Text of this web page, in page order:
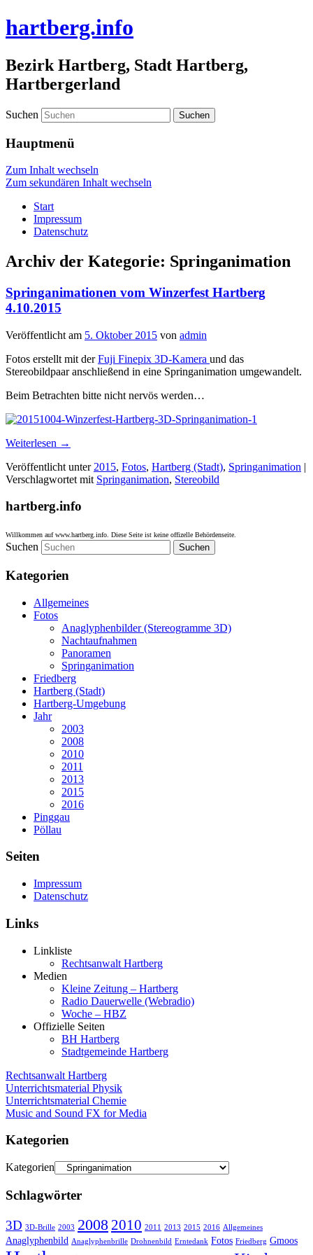
hartberg.info
Bezirk Hartberg, Stadt Hartberg,
Hartbergerland
Suchen
Hauptmenü
Zum Inhalt wechseln
Zum sekundären Inhalt wechseln
Start
Impressum
Datenschutz
Archiv der Kategorie: Springanimation
Springanimationen vom Winzerfest Hartberg
4.10.2015
Veröffentlicht am 5. Oktober 2015 von admin
Fotos erstellt mit derFuji Finepix 3D-Kamera und das
Stereobildpaar anschließend in eine Springanimation umgewandelt.
Beim Betrachten bitte nicht nervös werden…
Weiterlesen →
Veröffentlicht unter 2015, Fotos, Hartberg (Stadt), Springanimation |
Verschlagwortet mit Springanimation, Stereobild
hartberg.info
Willkommen auf www.hartberg.info. Diese Seite ist keine offizelle Behördenseite.
Suchen
Kategorien
Allgemeines
Fotos
Anaglyphenbilder (Stereogramme 3D)
Nachtaufnahmen
Panoramen
Springanimation
Friedberg
Hartberg (Stadt)
Hartberg-Umgebung
Jahr
2003
2008
2010
2011
2013
2015
2016
Pinggau
Pöllau
Seiten
Impressum
Datenschutz
Links
Linkliste
Rechtsanwalt Hartberg
Medien
Kleine Zeitung – Hartberg
Radio Dauerwelle (Webradio)
Woche – HBZ
Offizielle Seiten
BH Hartberg
Stadtgemeinde Hartberg
Rechtsanwalt Hartberg
Unterrichtsmaterial Physik
Unterrichtsmaterial Chemie
Music and Sound FX for Media
Kategorien
Kategorien
Schlagwörter
3D 3D-Brille 2003 2008 2010 2011 2013 2015 2016 Allgemeines
Anaglyphenbild Anaglyphenbrille Drohnenbild Erntedank Fotos Friedberg Gmoos